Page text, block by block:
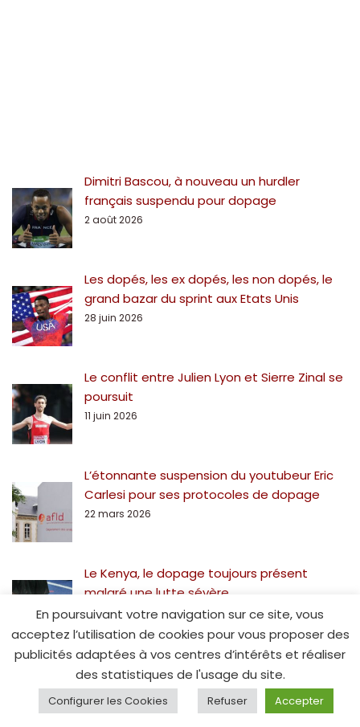
Dimitri Bascou, à nouveau un hurdler
français suspendu pour dopage
2 août 2026
Les dopés, les ex dopés, les non dopés, le
grand bazar du sprint aux Etats Unis
28 juin 2026
Le conflit entre Julien Lyon et Sierre Zinal se
poursuit
11 juin 2026
L’étonnante suspension du youtubeur Eric
Carlesi pour ses protocoles de dopage
22 mars 2026
Le Kenya, le dopage toujours présent
malgré une lutte sévère
22 février 2026
Deux suspensions pour dopage dans le
crossfit
En poursuivant votre navigation sur ce site, vous
acceptez l’utilisation de cookies pour vous proposer des
publicités adaptées à vos centres d’intérêts et réaliser
des statistiques de l'usage du site.
Configurer les Cookies Refuser Accepter